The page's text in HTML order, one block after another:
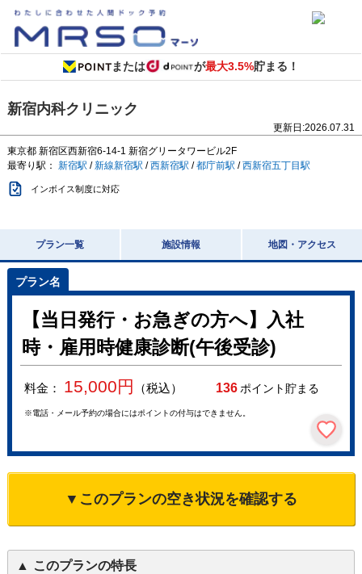
または が最大3.5%貯まる！
新宿内科クリニック
更新日:2026.07.31
東京都 新宿区西新宿6-14-1 新宿グリータワービル2F
最寄り駅： 新宿駅 /新線新宿駅 /西新宿駅 /都庁前駅 /西新宿五丁目駅
インボイス制度に対応
プラン一覧 施設情報 地図・アクセス
【当日発行・お急ぎの方へ】入社
時・雇用時健康診断(午後受診)
料金： 15,000円 （税込） 136ポイント貯まる
※電話・メール予約の場合にはポイントの付与はできません。
▼このプランの空き状況を確認する
このプランの特長